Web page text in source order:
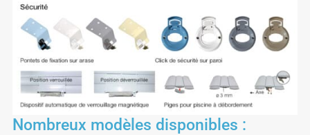
Nombreux modèles disponibles :